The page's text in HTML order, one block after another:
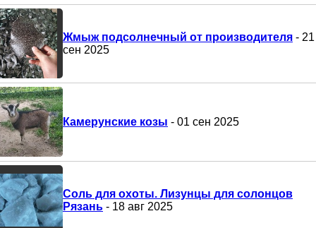
Жмыж подсолнечный от производителя - 21
сен 2025
Камерунские козы - 01 сен 2025
Соль для охоты. Лизунцы для солонцов
Рязань - 18 авг 2025